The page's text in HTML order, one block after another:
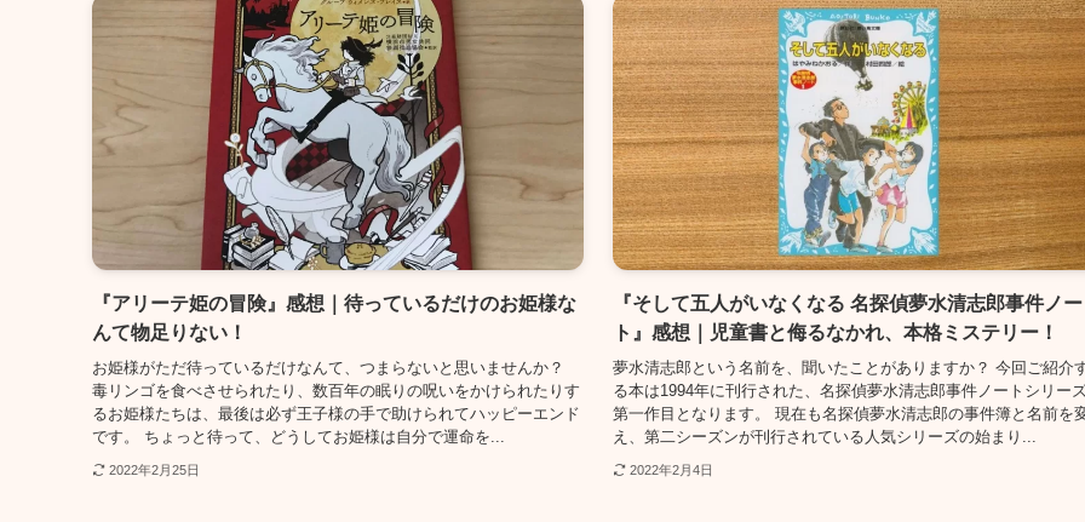
『アリーテ姫の冒険』感想｜待っているだけのお姫様な
んて物足りない！
お姫様がただ待っているだけなんて、つまらないと思いませんか？
毒リンゴを食べさせられたり、数百年の眠りの呪いをかけられたりす
るお姫様たちは、最後は必ず王子様の手で助けられてハッピーエンド
です。 ちょっと待って、どうしてお姫様は自分で運命を...
2022年2月25日
『そして五人がいなくなる 名探偵夢水清志郎事件ノー
ト』感想｜児童書と侮るなかれ、本格ミステリー！
夢水清志郎という名前を、聞いたことがありますか？ 今回ご紹介
る本は1994年に刊行された、名探偵夢水清志郎事件ノートシリー
第一作目となります。 現在も名探偵夢水清志郎の事件簿と名前を
え、第二シーズンが刊行されている人気シリーズの始まり...
2022年2月4日